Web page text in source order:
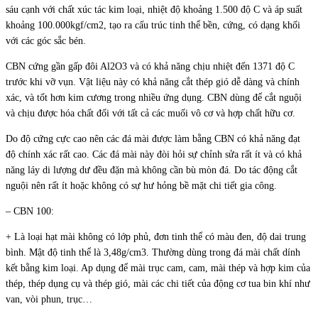
sáu cạnh với chất xúc tác kim loại, nhiệt độ khoảng 1.500 độ C và áp suất
khoảng 100.000kgf/cm2, tạo ra cấu trúc tinh thể bền, cứng, có dạng khối
với các góc sắc bén.
CBN cứng gần gấp đôi Al2O3 và có khả năng chịu nhiệt đến 1371 độ C
trước khi vỡ vụn. Vật liệu này có khả năng cắt thép gió dễ dàng và chính
xác, và tốt hơn kim cương trong nhiều ứng dụng. CBN dùng để cắt nguội
và chịu được hóa chất đối với tất cả các muối vô cơ và hợp chất hữu cơ.
Do độ cứng cực cao nên các đá mài được làm bằng CBN có khả năng đạt
độ chính xác rất cao. Các đá mài này đòi hỏi sự chỉnh sửa rất ít và có khả
năng láy di lượng dư đều đặn mà không cần bù mòn đá. Do tác động cắt
nguội nên rất ít hoặc không có sự hư hỏng bề mặt chi tiết gia công.
– CBN 100:
+ Là loại hạt mài không có lớp phủ, đơn tinh thể có màu đen, độ dai trung
bình. Mật độ tinh thể là 3,48g/cm3. Thường dùng trong đá mài chất dính
kết bằng kim loại. Ap dụng để mài trục cam, cam, mài thép và hợp kim của
thép, thép dụng cụ và thép gió, mài các chi tiết của động cơ tua bin khí như
van, vòi phun, trục…